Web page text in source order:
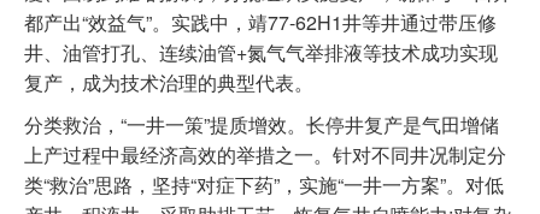
都产出“效益气”。实践中，靖77-62H1井等井通过带压修
井、油管打孔、连续油管+氮气气举排液等技术成功实现
复产，成为技术治理的典型代表。
分类救治，“一井一策”提质增效。长停井复产是气田增储
上产过程中最经济高效的举措之一。针对不同井况制定分
类“救治”思路，坚持“对症下药”，实施“一井一方案”。对低